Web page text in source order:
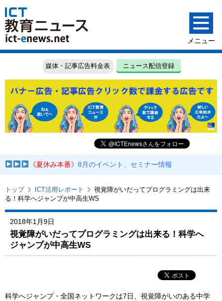
媒体・記事広告料金表 ニュース配信登録
《夏休み本番》8月のイベント、セミナー情報
トップ ICT活用レポート
視覚障がいだってプログラミングは出来
る！科学へジャンプが中高生WS
2018年1月9日
視覚障がいだってプログラミングは出来る！科学へ
ジャンプが中高生WS
科学へジャンプ・全国ネットワークは7日、視覚障がいのある中学